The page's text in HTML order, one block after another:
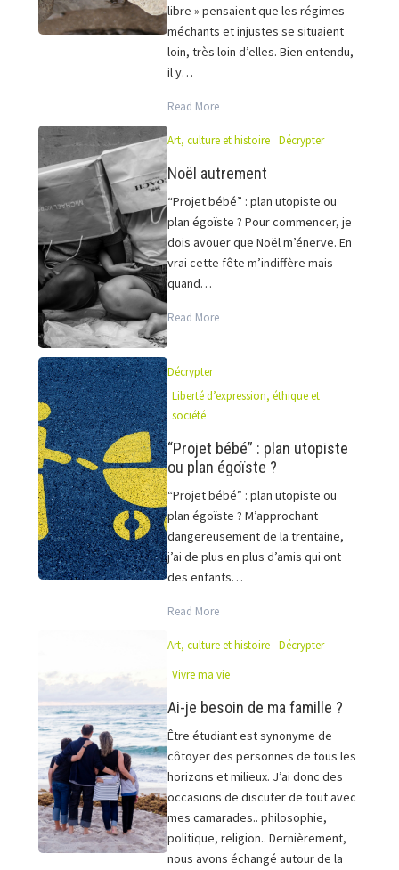
libre » pensaient que les régimes
méchants et injustes se situaient
loin, très loin d’elles. Bien entendu,
il y…
Read More
Art, culture et histoire Décrypter
Noël autrement
“Projet bébé” : plan utopiste ou
plan égoïste ? Pour commencer, je
dois avouer que Noël m’énerve. En
vrai cette fête m’indiffère mais
quand…
Read More
Décrypter
Liberté d’expression, éthique et
société
“Projet bébé” : plan utopiste
ou plan égoïste ?
“Projet bébé” : plan utopiste ou
plan égoïste ? M’approchant
dangereusement de la trentaine,
j’ai de plus en plus d’amis qui ont
des enfants…
Read More
Art, culture et histoire Décrypter
Vivre ma vie
Ai-je besoin de ma famille ?
Être étudiant est synonyme de
côtoyer des personnes de tous les
horizons et milieux. J’ai donc des
occasions de discuter de tout avec
mes camarades.. philosophie,
politique, religion.. Dernièrement,
nous avons échangé autour de la